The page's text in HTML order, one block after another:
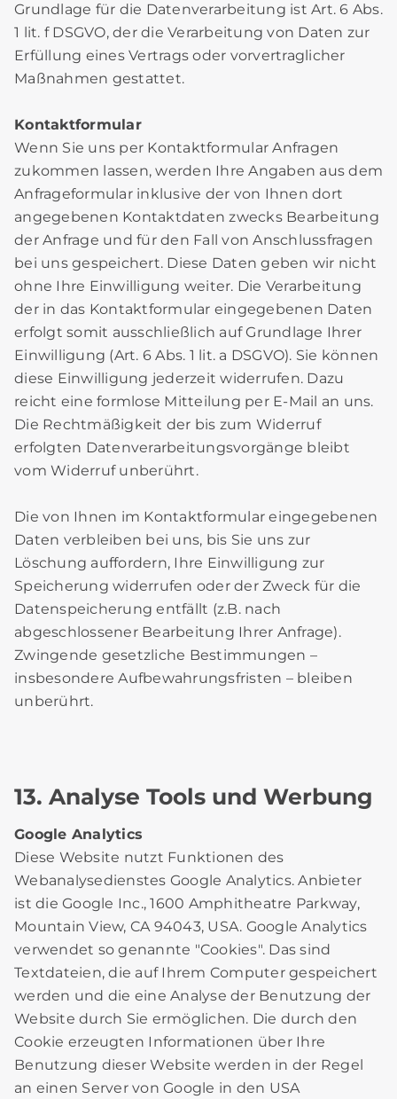
Grundlage für die Datenverarbeitung ist Art. 6 Abs.
1 lit. f DSGVO, der die Verarbeitung von Daten zur
Erfüllung eines Vertrags oder vorvertraglicher
Maßnahmen gestattet.
Kontaktformular
Wenn Sie uns per Kontaktformular Anfragen
zukommen lassen, werden Ihre Angaben aus dem
Anfrageformular inklusive der von Ihnen dort
angegebenen Kontaktdaten zwecks Bearbeitung
der Anfrage und für den Fall von Anschlussfragen
bei uns gespeichert. Diese Daten geben wir nicht
ohne Ihre Einwilligung weiter. Die Verarbeitung
der in das Kontaktformular eingegebenen Daten
erfolgt somit ausschließlich auf Grundlage Ihrer
Einwilligung (Art. 6 Abs. 1 lit. a DSGVO). Sie können
diese Einwilligung jederzeit widerrufen. Dazu
reicht eine formlose Mitteilung per E-Mail an uns.
Die Rechtmäßigkeit der bis zum Widerruf
erfolgten Datenverarbeitungsvorgänge bleibt
vom Widerruf unberührt.
Die von Ihnen im Kontaktformular eingegebenen
Daten verbleiben bei uns, bis Sie uns zur
Löschung auffordern, Ihre Einwilligung zur
Speicherung widerrufen oder der Zweck für die
Datenspeicherung entfällt (z.B. nach
abgeschlossener Bearbeitung Ihrer Anfrage).
Zwingende gesetzliche Bestimmungen –
insbesondere Aufbewahrungsfristen – bleiben
unberührt.
13. Analyse Tools und Werbung
Google Analytics
Diese Website nutzt Funktionen des
Webanalysedienstes Google Analytics. Anbieter
ist die Google Inc., 1600 Amphitheatre Parkway,
Mountain View, CA 94043, USA. Google Analytics
verwendet so genannte "Cookies". Das sind
Textdateien, die auf Ihrem Computer gespeichert
werden und die eine Analyse der Benutzung der
Website durch Sie ermöglichen. Die durch den
Cookie erzeugten Informationen über Ihre
Benutzung dieser Website werden in der Regel
an einen Server von Google in den USA